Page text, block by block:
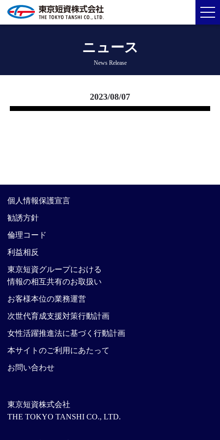
ニュース
News Release
2023/08/07
東京短資株式会社
THE TOKYO TANSHI CO., LTD.
個人情報保護宣言
勧誘方針
倫理コード
利益相反
東京短資グループにおける
情報の相互共有のお取扱い
お客様本位の業務運営
次世代育成支援対策行動計画
女性活躍推進法に基づく行動計画
本サイトのご利用にあたって
お問い合わせ